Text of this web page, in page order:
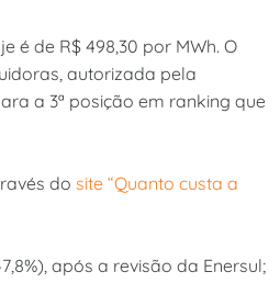
é de R$ 498,30 por MWh. O
autorizada pela
a 3ª posição em ranking que
do site “Quanto custa a
após a revisão da Enersul;